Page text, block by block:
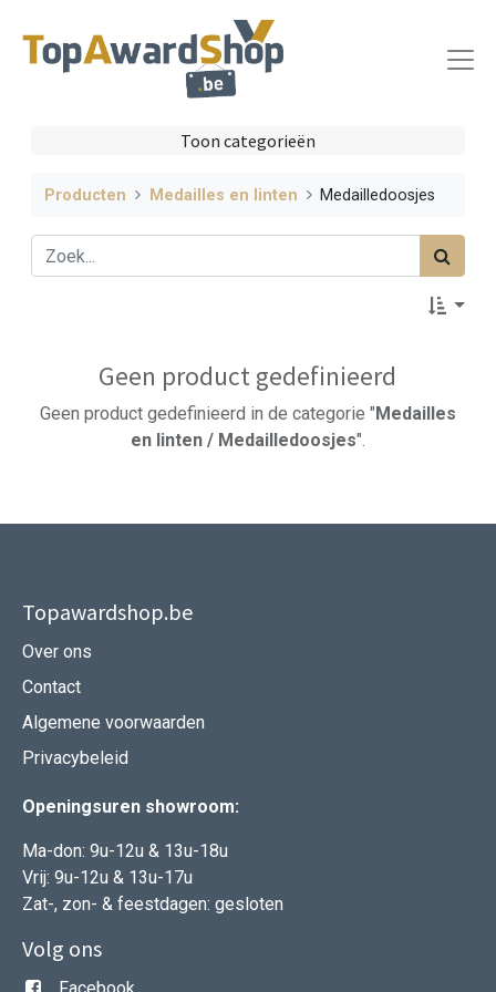
Toon categorieën
Producten Medailles en linten Medailledoosjes
Geen product gedefinieerd
Geen product gedefinieerd in de categorie " Medailles
en linten / Medailledoosjes".
Topawardshop.be
Over ons
Contact
Algemene voorwaarden
Privacybeleid
Openingsuren showroom:
Ma-don: 9u-12u & 13u-18u
Vrij: 9u-12u & 13u-17u
Zat-, zon- & feestdagen: gesloten
Volg ons